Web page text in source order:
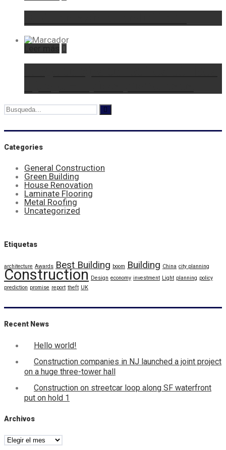
Categories
General Construction
Green Building
House Renovation
Laminate Flooring
Metal Roofing
Uncategorized
Etiquetas
architecture Awards Best Building boom Building China city planning
Construction Design economy investment Light planning policy
prediction promise report theft UK
Recent News
Hello world!
Construction companies in NJ launched a joint project
on a huge three-tower hall
Construction on streetcar loop along SF waterfront
put on hold 1
Archivos
Archivos